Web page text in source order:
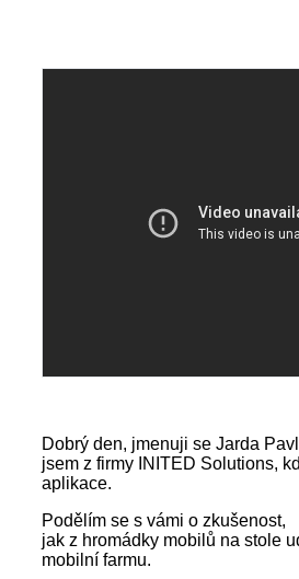
Dobrý den, jmenuji se Jarda
jsem z firmy INITED Solutions,
aplikace.
Podělím se s vámi o zkušenost,
jak z hromádky mobilů na stole
mobilní farmu.